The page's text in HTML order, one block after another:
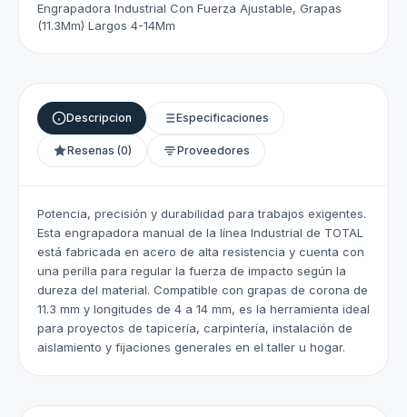
Engrapadora Industrial Con Fuerza Ajustable, Grapas
(11.3Mm) Largos 4-14Mm
Descripcion Especificaciones
Resenas (0) Proveedores
Potencia, precisión y durabilidad para trabajos exigentes.
Esta engrapadora manual de la línea Industrial de TOTAL
está fabricada en acero de alta resistencia y cuenta con
una perilla para regular la fuerza de impacto según la
dureza del material. Compatible con grapas de corona de
11.3 mm y longitudes de 4 a 14 mm, es la herramienta ideal
para proyectos de tapicería, carpintería, instalación de
aislamiento y fijaciones generales en el taller u hogar.